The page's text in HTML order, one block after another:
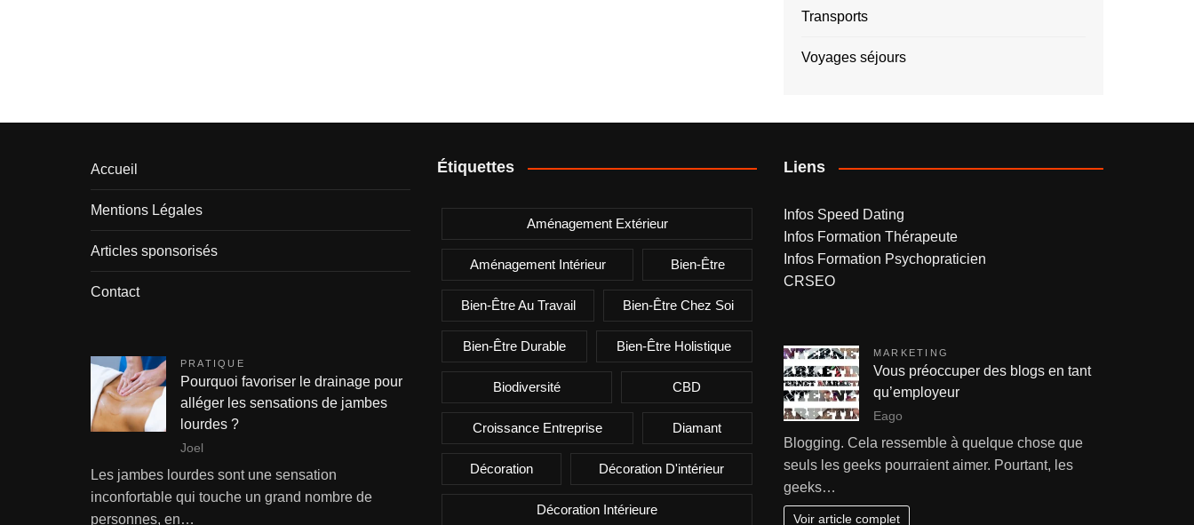
Transports
Voyages séjours
Accueil
Mentions Légales
Articles sponsorisés
Contact
PRATIQUE
Pourquoi favoriser le drainage pour
alléger les sensations de jambes
lourdes ?
Joel
Les jambes lourdes sont une sensation
inconfortable qui touche un grand nombre de
personnes, en…
Étiquettes
Aménagement Extérieur
Aménagement Intérieur Bien-Être
Bien-Être Au Travail Bien-Être Chez Soi
Bien-Être Durable Bien-Être Holistique
Biodiversité CBD
Croissance Entreprise Diamant
Décoration Décoration D'intérieur
Décoration Intérieure
Liens
Infos Speed Dating
Infos Formation Thérapeute
Infos Formation Psychopraticien
CRSEO
MARKETING
Vous préoccuper des blogs en tant
qu’employeur
Eago
Blogging. Cela ressemble à quelque chose que
seuls les geeks pourraient aimer. Pourtant, les
geeks…
Voir article complet